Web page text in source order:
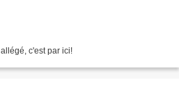
c'est par ici!